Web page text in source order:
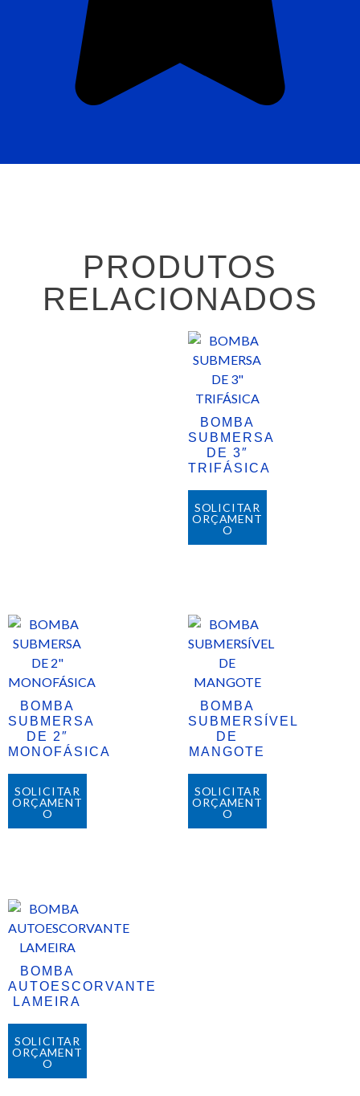
PRODUTOS
RELACIONADOS
BOMBA
SUBMERSA
DE 3″
TRIFÁSICA
SOLICITAR
ORÇAMENT
O
BOMBA
SUBMERSA
DE 2″
MONOFÁSICA
SOLICITAR
ORÇAMENT
O
BOMBA
SUBMERSÍVEL
DE
MANGOTE
SOLICITAR
ORÇAMENT
O
BOMBA
AUTOESCORVANTE
LAMEIRA
SOLICITAR
ORÇAMENT
O